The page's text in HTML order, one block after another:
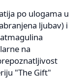
po ulogama u
ljubav) i
na
"The Gift"